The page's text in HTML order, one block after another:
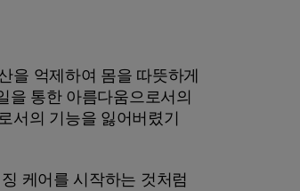
을 억제하여 몸을 따뜻하게
통한 아름다움으로서의
서의 기능을 잃어버렸기
케어를 시작하는 것처럼